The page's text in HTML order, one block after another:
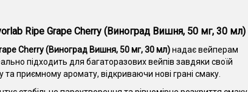
Ripe Grape Cherry (Виноград Вишня, 50 мг, 30 мл)
Cherry (Виноград Вишня, 50 мг, 30 мл)надає вейперам
підходить для багаторазових вейпів завдяки своїй
та приємному аромату, відкриваючи нові грані смаку.